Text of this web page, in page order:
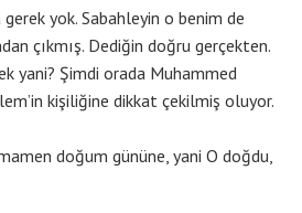
yok. Sabahleyin o benim de
çıkmış. Dediğin doğru gerçekten.
yani? Şimdi orada Muhammed
kişiliğine dikkat çekilmiş oluyor.
doğum gününe, yani O doğdu,